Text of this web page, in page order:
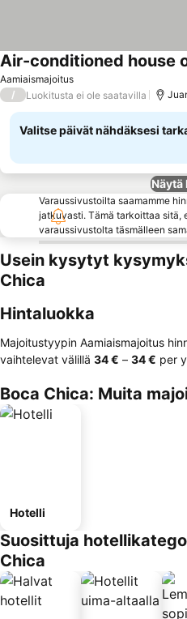
Aamiaismajoitus
Katso hinnat
/ Luokitusta ei ole saatavilla
Valitse päivät nähdäksesi
Näytä
Varaussivustoilta saamamme
jatkuvasti. Tämä tarkoittaa sitä,
varaussivustolta täsmälleen
Usein kysytyt
Chica
Hintaluokka
Majoitustyypin Aamiaismajoitus
vaihtelevat välillä ‎34 € – ‎34 € per
Boca Chica: Muita
Hotelli
Suosittuja
Chica